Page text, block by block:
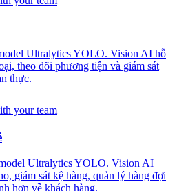
Ultralytics YOLO. Vision AI hỗ
theo dõi phương tiện và giám sát
thực.
Ultralytics YOLO. Vision AI
giám sát kệ hàng, quản lý hàng đợi
hơn về khách hàng.